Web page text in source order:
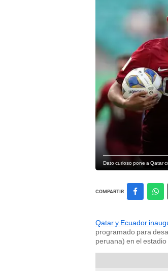
Dato curioso pone a Qatar
COMPARTIR
Qatar y Ecuador
programado para
peruana) en el